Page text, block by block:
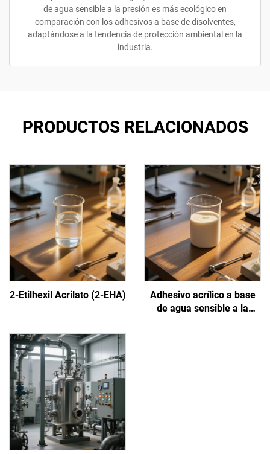
de agua sensible a la presión es más ecológico en
comparación con los adhesivos a base de disolventes,
adaptándose a la tendencia de protección ambiental en la
industria.
PRODUCTOS RELACIONADOS
2-Etilhexil Acrilato (2-EHA)
Adhesivo acrílico a base
de agua sensible a la